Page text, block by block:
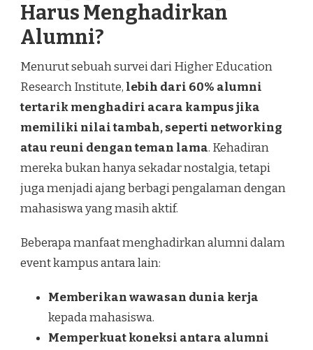
Harus Menghadirkan
Alumni?
Menurut sebuah survei dari Higher Education
Research Institute, lebih dari 60% alumni
tertarik menghadiri acara kampus jika
memiliki nilai tambah, seperti networking
atau reuni dengan teman lama. Kehadiran
mereka bukan hanya sekadar nostalgia, tetapi
juga menjadi ajang berbagi pengalaman dengan
mahasiswa yang masih aktif.
Beberapa manfaat menghadirkan alumni dalam
event kampus antara lain:
Memberikan wawasan dunia kerja
kepada mahasiswa.
Memperkuat koneksi antara alumni